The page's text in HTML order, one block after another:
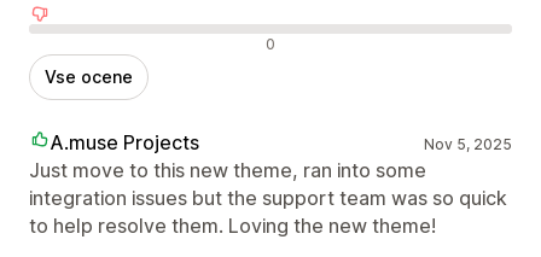
Negativne ocene 0
Vse ocene
A.muse Projects Nov 5, 2025
Just move to this new theme, ran into some
integration issues but the support team was so quick
to help resolve them. Loving the new theme!